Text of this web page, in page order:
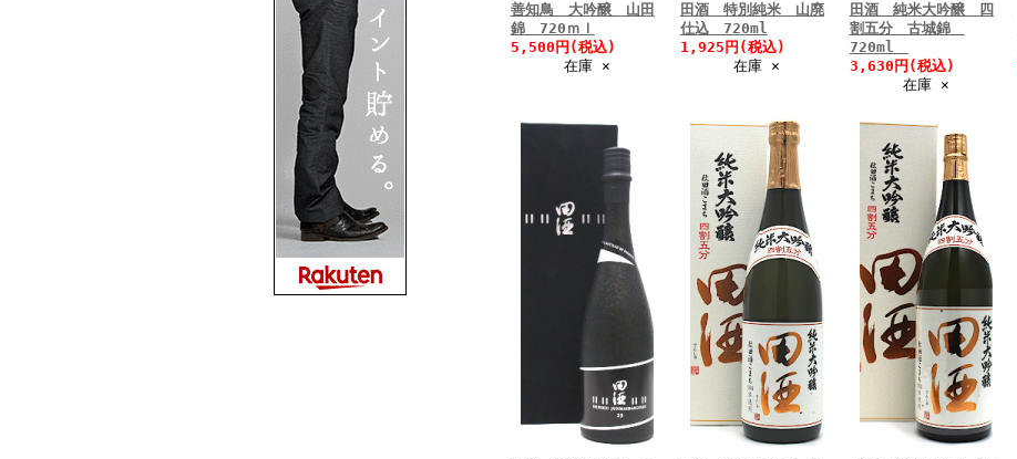
善知鳥 大吟醸 山田
錦 720ｍｌ
5,500円(税込)
在庫 ×
田酒 特別純米 山廃
仕込 720ml
1,925円(税込)
在庫 ×
田酒 純米大吟醸 四
割五分 古城錦
720ml
3,630円(税込)
在庫 ×